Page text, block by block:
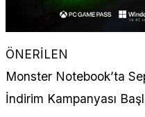
ÖNERİLEN
Monster Notebook’ta
İndirim Kampanyası